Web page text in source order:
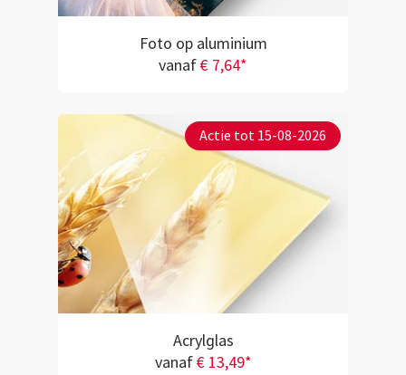
Foto op aluminium
vanaf€ 7,64*
Actie tot 15-08-2026
Acrylglas
vanaf€ 13,49*